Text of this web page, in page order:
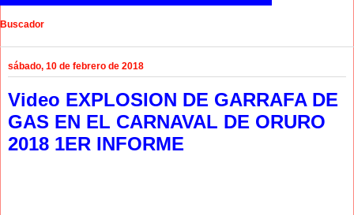
Buscador
sábado, 10 de febrero de 2018
Video EXPLOSION DE GARRAFA DE
GAS EN EL CARNAVAL DE ORURO
2018 1ER INFORME